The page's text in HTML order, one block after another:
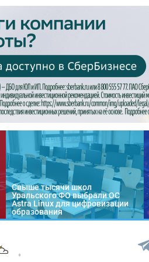
Свыше тысячи школ
Уральского ФО выбрали ОС
Astra Linux для цифровизации
образования
°